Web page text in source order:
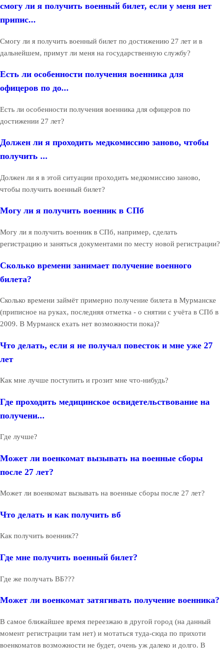
смогу ли я получить военный билет, если у меня нет
припис...
Смогу ли я получить военный билет по достижению 27 лет и в
дальнейшем, примут ли меня на государственную службу?
Есть ли особенности получения военника для
офицеров по до...
Есть ли особенности получения военника для офицеров по
достижении 27 лет?
Должен ли я проходить медкомиссию заново, чтобы
получить ...
Должен ли я в этой ситуации проходить медкомиссию заново,
чтобы получить военный билет?
Могу ли я получить военник в СПб
Могу ли я получить военник в СПб, например, сделать
регистрацию и заняться документами по месту новой регистрации?
Сколько времени занимает получение военного
билета?
Сколько времени займёт примерно получение билета в Мурманске
(приписное на руках, последняя отметка - о снятии с учёта в СПб в
2009. В Мурманск ехать нет возможности пока)?
Что делать, если я не получал повесток и мне уже 27
лет
Как мне лучше поступить и грозит мне что-нибудь?
Где проходить медицинское освидетельствование на
получени...
Где лучше?
Может ли военкомат вызывать на военные сборы
после 27 лет?
Может ли военкомат вызывать на военные сборы после 27 лет?
Что делать и как получить вб
Как получить военник??
Где мне получить военный билет?
Где же получать ВБ???
Может ли военкомат затягивать получение военника?
В самое ближайшее время переезжаю в другой город (на данный
момент регистрации там нет) и мотаться туда-сюда по прихоти
военкоматов возможности не будет, очень уж далеко и долго. В